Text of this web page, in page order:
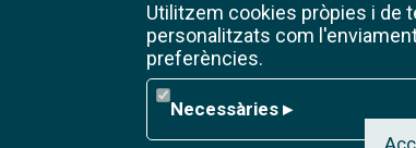
Premsa digital
RCUB
Reserva de sales de treball
Wifi de la UB
Utilitzem cookies pròpies i de
personalitzats com
preferències.
Necessàries
Necessàries▸